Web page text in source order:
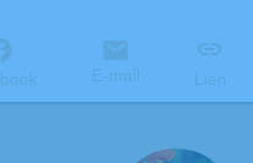
E-mail Lien